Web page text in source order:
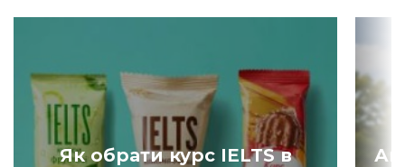
Як обрати курс IELTS в